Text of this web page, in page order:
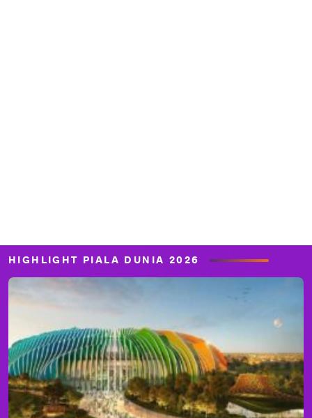
HIGHLIGHT PIALA DUNIA 2026